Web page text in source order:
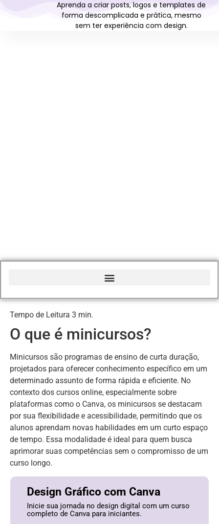
Aprenda a criar posts, logos e templates de
forma descomplicada e prática, mesmo
sem ter experiência com design.
O que é minicursos?
Minicursos são programas de ensino de curta duração,
projetados para oferecer conhecimento específico em um
determinado assunto de forma rápida e eficiente. No
contexto dos cursos online, especialmente sobre
plataformas como o Canva, os minicursos se destacam
por sua flexibilidade e acessibilidade, permitindo que os
alunos aprendam novas habilidades em um curto espaço
de tempo. Essa modalidade é ideal para quem busca
aprimorar suas competências sem o compromisso de um
curso longo.
Design Gráfico com Canva
Inicie sua jornada no design digital com um curso
completo de Canva para iniciantes.